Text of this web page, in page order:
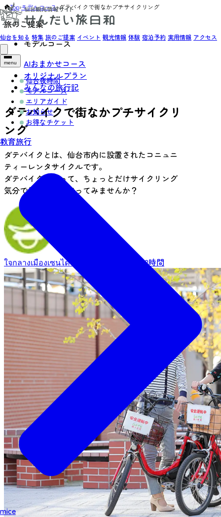
仙台を知る 特集 旅のご提案 イベント 観光情報 体験 宿泊予約 実用情報 アクセス
menu
仙台夜時間
モデルコース
エリアガイド
お知らせ
お得なチケット
教育旅行
mice
Top›モデルコース›ダテバイクで街なかプチサイクリング
旅のご提案
モデルコース
AIおまかせコース
オリジナルプラン
みんなの旅行記
ダテバイクで街なかプチサイクリ
ング
ダテバイクとは、仙台市内に設置されたコニュニ
ティーレンタサイクルです。
ダテバイクを使って、ちょっとだけサイクリング
気分で仙台の街を走ってみませんか？
ใจกลางเมืองเซนได 約2時間